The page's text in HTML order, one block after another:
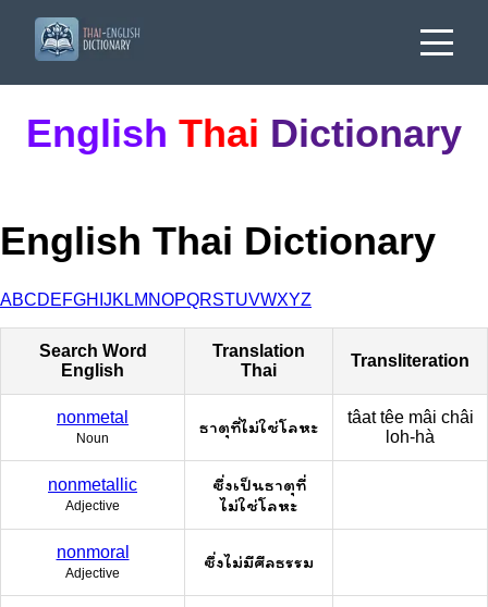
English Thai Dictionary
English Thai Dictionary
ABCDEFGH JK LM NOPQRSTUVWXYZ
Search Word
English
Translation
Thai
Transliteration
nonmetal
Noun
ธาตุที่ไม่ใช่โลหะ
tâat têe mâi châi
loh-hà
nonmetallic
Adjective
ซึ่งเป็นธาตุที่
ไม่ใช่โลหะ
nonmoral
Adjective
ซึ่งไม่มีศีลธรรม